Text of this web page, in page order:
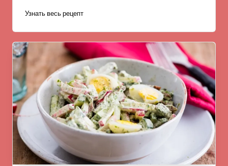
Узнать весь рецепт